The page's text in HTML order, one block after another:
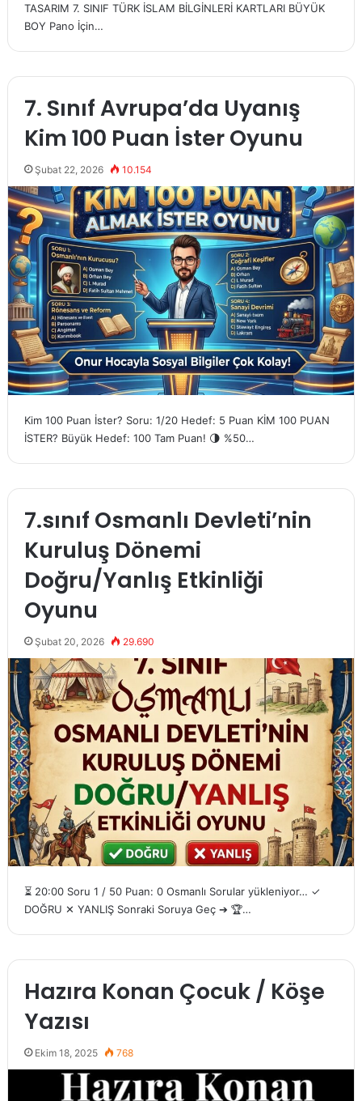
TASARIM 7. SINIF TÜRK İSLAM BİLGİNLERİ KARTLARI BÜYÜK
BOY Pano İçin…
7. Sınıf Avrupa’da Uyanış
Kim 100 Puan İster Oyunu
Şubat 22, 2026 10.154
Kim 100 Puan İster? Soru: 1/20 Hedef: 5 Puan KİM 100 PUAN
İSTER? Büyük Hedef: 100 Tam Puan! 🌗 %50…
7.sınıf Osmanlı Devleti’nin
Kuruluş Dönemi
Doğru/Yanlış Etkinliği
Oyunu
Şubat 20, 2026 29.690
⏳ 20:00 Soru 1 / 50 Puan: 0 Osmanlı Sorular yükleniyor… ✓
DOĞRU ✕ YANLIŞ Sonraki Soruya Geç ➔ 🏆…
Hazıra Konan Çocuk / Köşe
Yazısı
Ekim 18, 2025 768